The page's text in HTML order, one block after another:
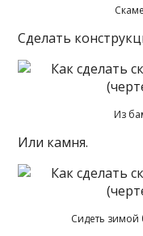
Сделать
Из
Или камня.
Сидеть зимой